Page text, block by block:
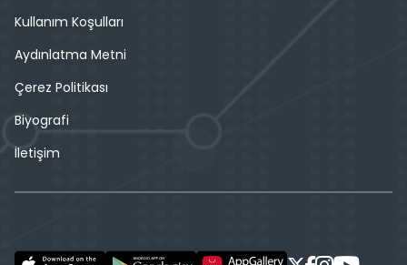
Kullanım Koşulları
Aydınlatma Metni
Çerez Politikası
Biyografi
İletişim